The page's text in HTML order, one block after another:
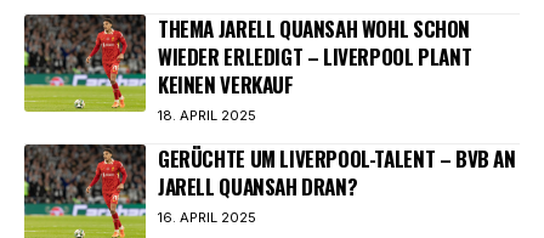
THEMA JARELL QUANSAH WOHL SCHON
WIEDER ERLEDIGT – LIVERPOOL PLANT
KEINEN VERKAUF
18. APRIL 2025
GERÜCHTE UM LIVERPOOL-TALENT – BVB AN
JARELL QUANSAH DRAN?
16. APRIL 2025